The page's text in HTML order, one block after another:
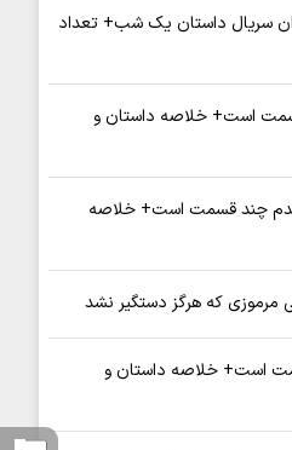
سریال داستان یک شب+ تعداد
است+ خلاصه داستان و
چند قسمت است+ خلاصه
که هرگز دستگیر نشد
است+ خلاصه داستان و